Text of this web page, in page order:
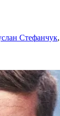
Стефанчук,